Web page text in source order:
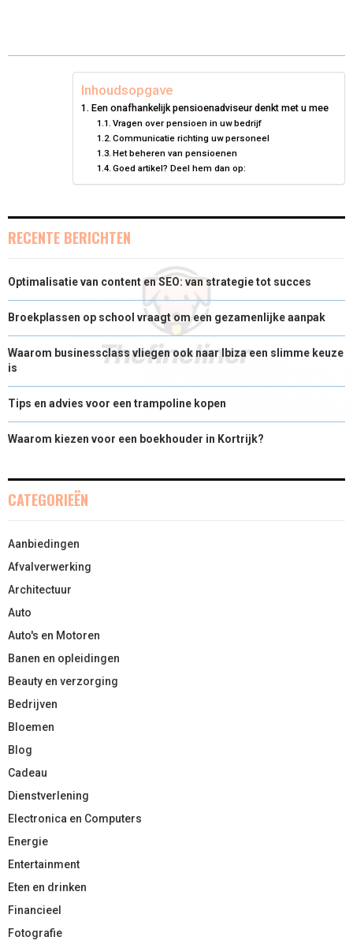
O
T O
N
O
O
K
O
D
N
O
Inhoudsopgave
Een onafhankelijk pensioenadviseur denkt met u mee
Vragen over pensioen in uw bedrijf
Communicatie richting uw personeel
Het beheren van pensioenen
Goed artikel? Deel hem dan op:
RECENTE BERICHTEN
Optimalisatie van content en SEO: van strategie tot succes
Broekplassen op school vraagt om een gezamenlijke aanpak
Waarom businessclass vliegen ook naar Ibiza een slimme keuze
is
Tips en advies voor een trampoline kopen
Waarom kiezen voor een boekhouder in Kortrijk?
CATEGORIEËN
Aanbiedingen
Afvalverwerking
Architectuur
Auto
Auto's en Motoren
Banen en opleidingen
Beauty en verzorging
Bedrijven
Bloemen
Blog
Cadeau
Dienstverlening
Electronica en Computers
Energie
Entertainment
Eten en drinken
Financieel
Fotografie